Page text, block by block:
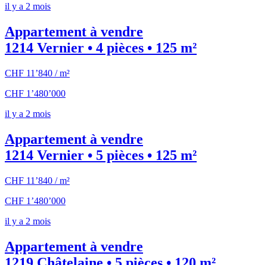
il y a 2 mois
Appartement à vendre
1214 Vernier • 4 pièces • 125 m²
CHF 11’840 / m²
CHF 1’480’000
il y a 2 mois
Appartement à vendre
1214 Vernier • 5 pièces • 125 m²
CHF 11’840 / m²
CHF 1’480’000
il y a 2 mois
Appartement à vendre